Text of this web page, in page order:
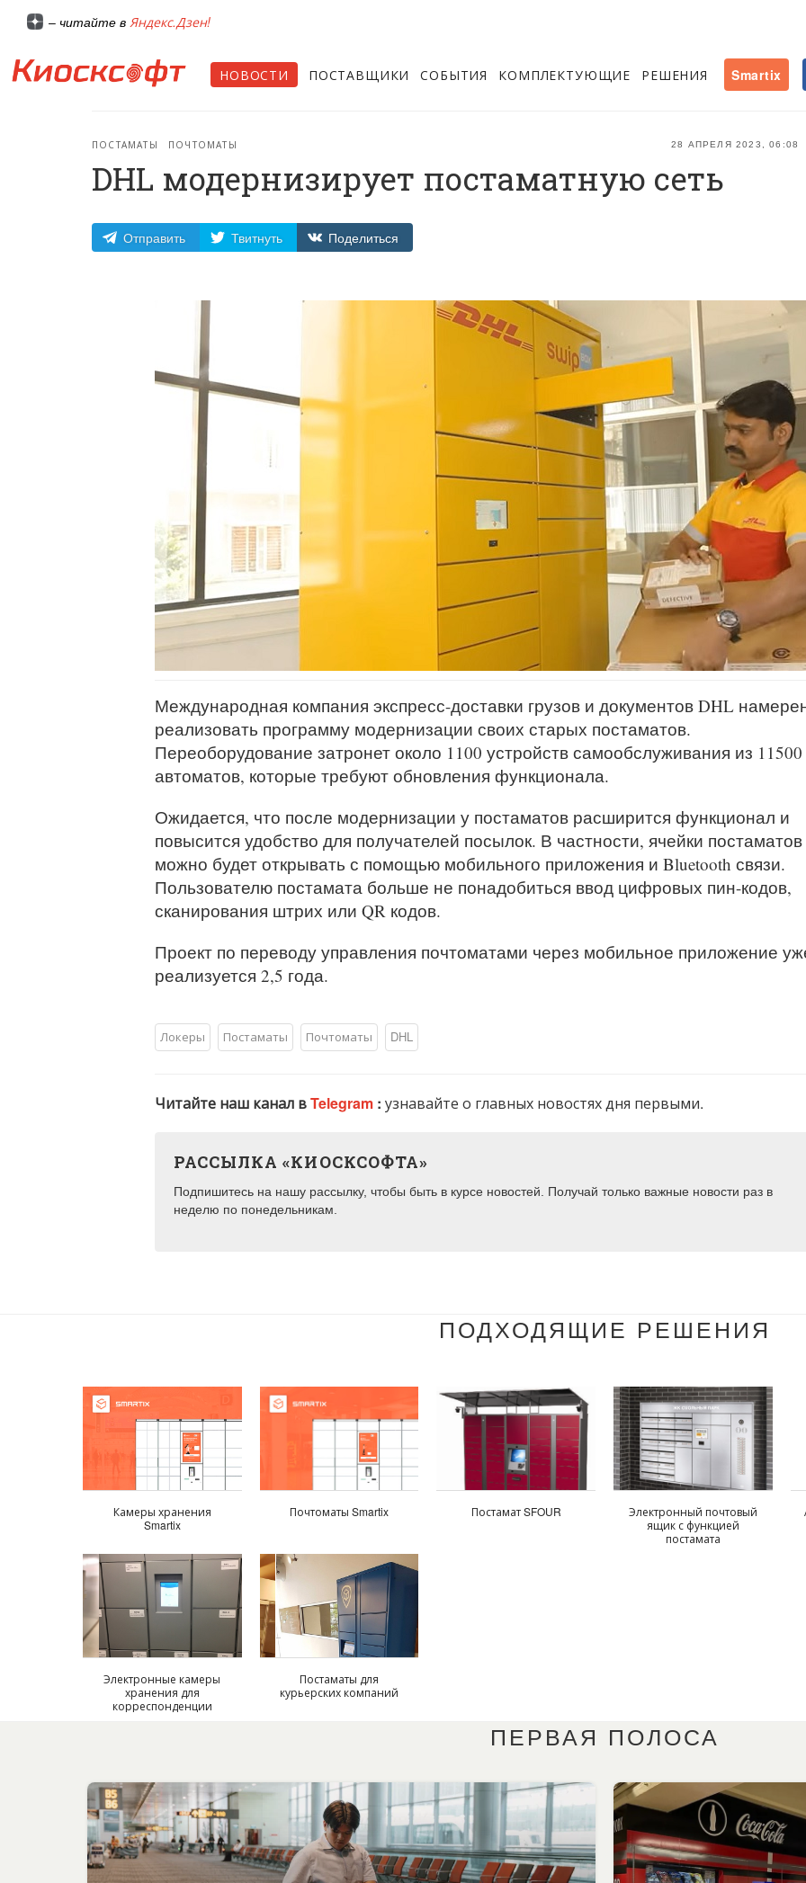
– читайте в Яндекс.Дзен!
НОВОСТИ ПОСТАВЩИКИ СОБЫТИЯ КОМПЛЕКТУЮЩИЕ РЕШЕНИЯ Smartix
28 АПРЕЛЯ 2023, 06:08
ПОСТАМАТЫ ПОЧТОМАТЫ
DHL модернизирует постаматную сеть
Отправить Твитнуть Поделиться
Международная компания экспресс-доставки грузов и документов DHL
реализовать программу модернизации своих старых постаматов.
Переоборудование затронет около 1100 устройств самообслуживания из 11500
автоматов, которые требуют обновления функционала.
Ожидается, что после модернизации у постаматов расширится функционал и
повысится удобство для получателей посылок. В частности, ячейки постаматов
можно будет открывать с помощью мобильного приложения и Bluetooth связи.
Пользователю постамата больше не понадобиться ввод цифровых пин-кодов,
сканирования штрих или QR кодов.
Проект по переводу управления почтоматами через мобильное приложение
реализуется 2,5 года.
Локеры Постаматы Почтоматы DHL
Читайте наш канал вTelegram : узнавайте о главных новостях дня первыми.
РАССЫЛКА «КИОСКСОФТА»
Подпишитесь на нашу рассылку, чтобы быть в курсе новостей. Получай только важные новости раз в
неделю по понедельникам.
ПОДХОДЯЩИЕ РЕШЕНИЯ
Камеры хранения
Smartix
Почтоматы Smartix Постамат SFOUR
Электронный почтовый
ящик с функцией
постамата
Электронные камеры
хранения для
корреспонденции
Постаматы для
курьерских компаний
ПЕРВАЯ ПОЛОСА